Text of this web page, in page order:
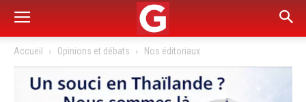
Accueil Opinions et débats Nos éditoriaux